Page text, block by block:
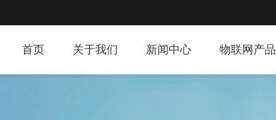
首页 关于我们 新闻中心 物联网产品